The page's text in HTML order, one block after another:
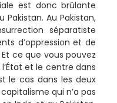
est donc brûlante
Pakistan. Au Pakistan,
séparatiste
d’oppression et de
ce que vous pouvez
et le centre dans
le cas dans les deux
qui n’a pas